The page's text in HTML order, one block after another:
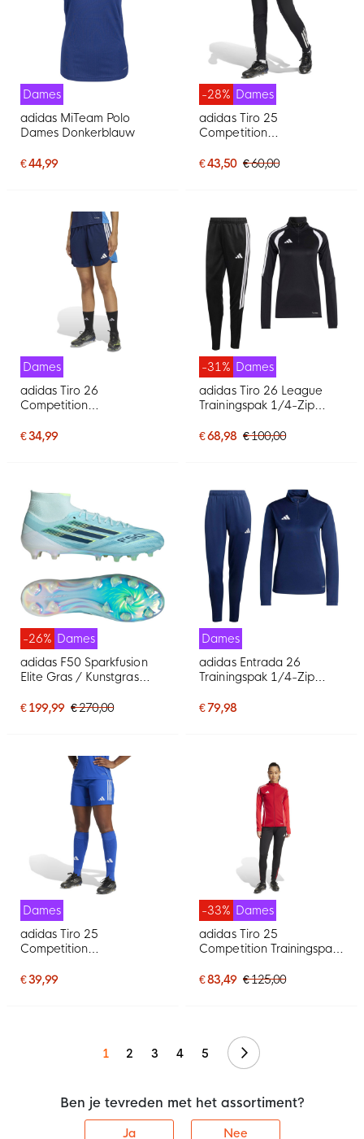
Dames
adidas MiTeam Polo
Dames Donkerblauw
€ 44,99
-28% Dames
adidas Tiro 25
Competition
Zwart Wit Grijs
€ 43,50 € 60,00
Dames
adidas Tiro 26
Competition
Donkerblauw Blauw
€ 34,99
-31% Dames
adidas Tiro 26 League
Trainingspak 1/4-Zip
€ 68,98 € 100,00
-26% Dames
adidas F50 Sparkfusion
Elite Gras / Kunstgras
Dames Lichtblauw
€ 199,99 € 270,00
Dames
adidas Entrada 26
Trainingspak 1/4-Zip
€ 79,98
Dames
adidas Tiro 25
Competition
Blauw
€ 39,99
-33% Dames
adidas Tiro 25
Competition Trainingspak
Zwart Wit
€ 83,49 € 125,00
1 2 3 4 5 Volgende
Ben je tevreden met het assortiment?
Ja Nee